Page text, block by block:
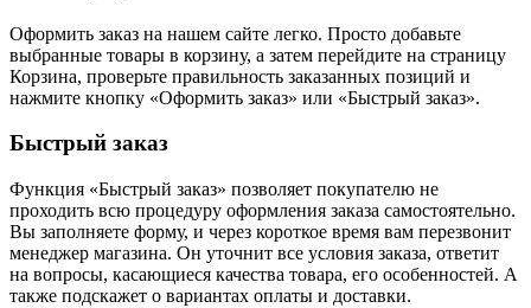
Оформить заказ на нашем сайте легко. Просто добавьте
выбранные товары в корзину, а затем перейдите на страницу
Корзина, проверьте правильность заказанных позиций и
нажмите кнопку «Оформить заказ» или «Быстрый заказ».
Быстрый заказ
Функция «Быстрый заказ» позволяет покупателю не
проходить всю процедуру оформления заказа самостоятельно.
Вы заполняете форму, и через короткое время вам перезвонит
менеджер магазина. Он уточнит все условия заказа, ответит
на вопросы, касающиеся качества товара, его особенностей. А
также подскажет о вариантах оплаты и доставки.